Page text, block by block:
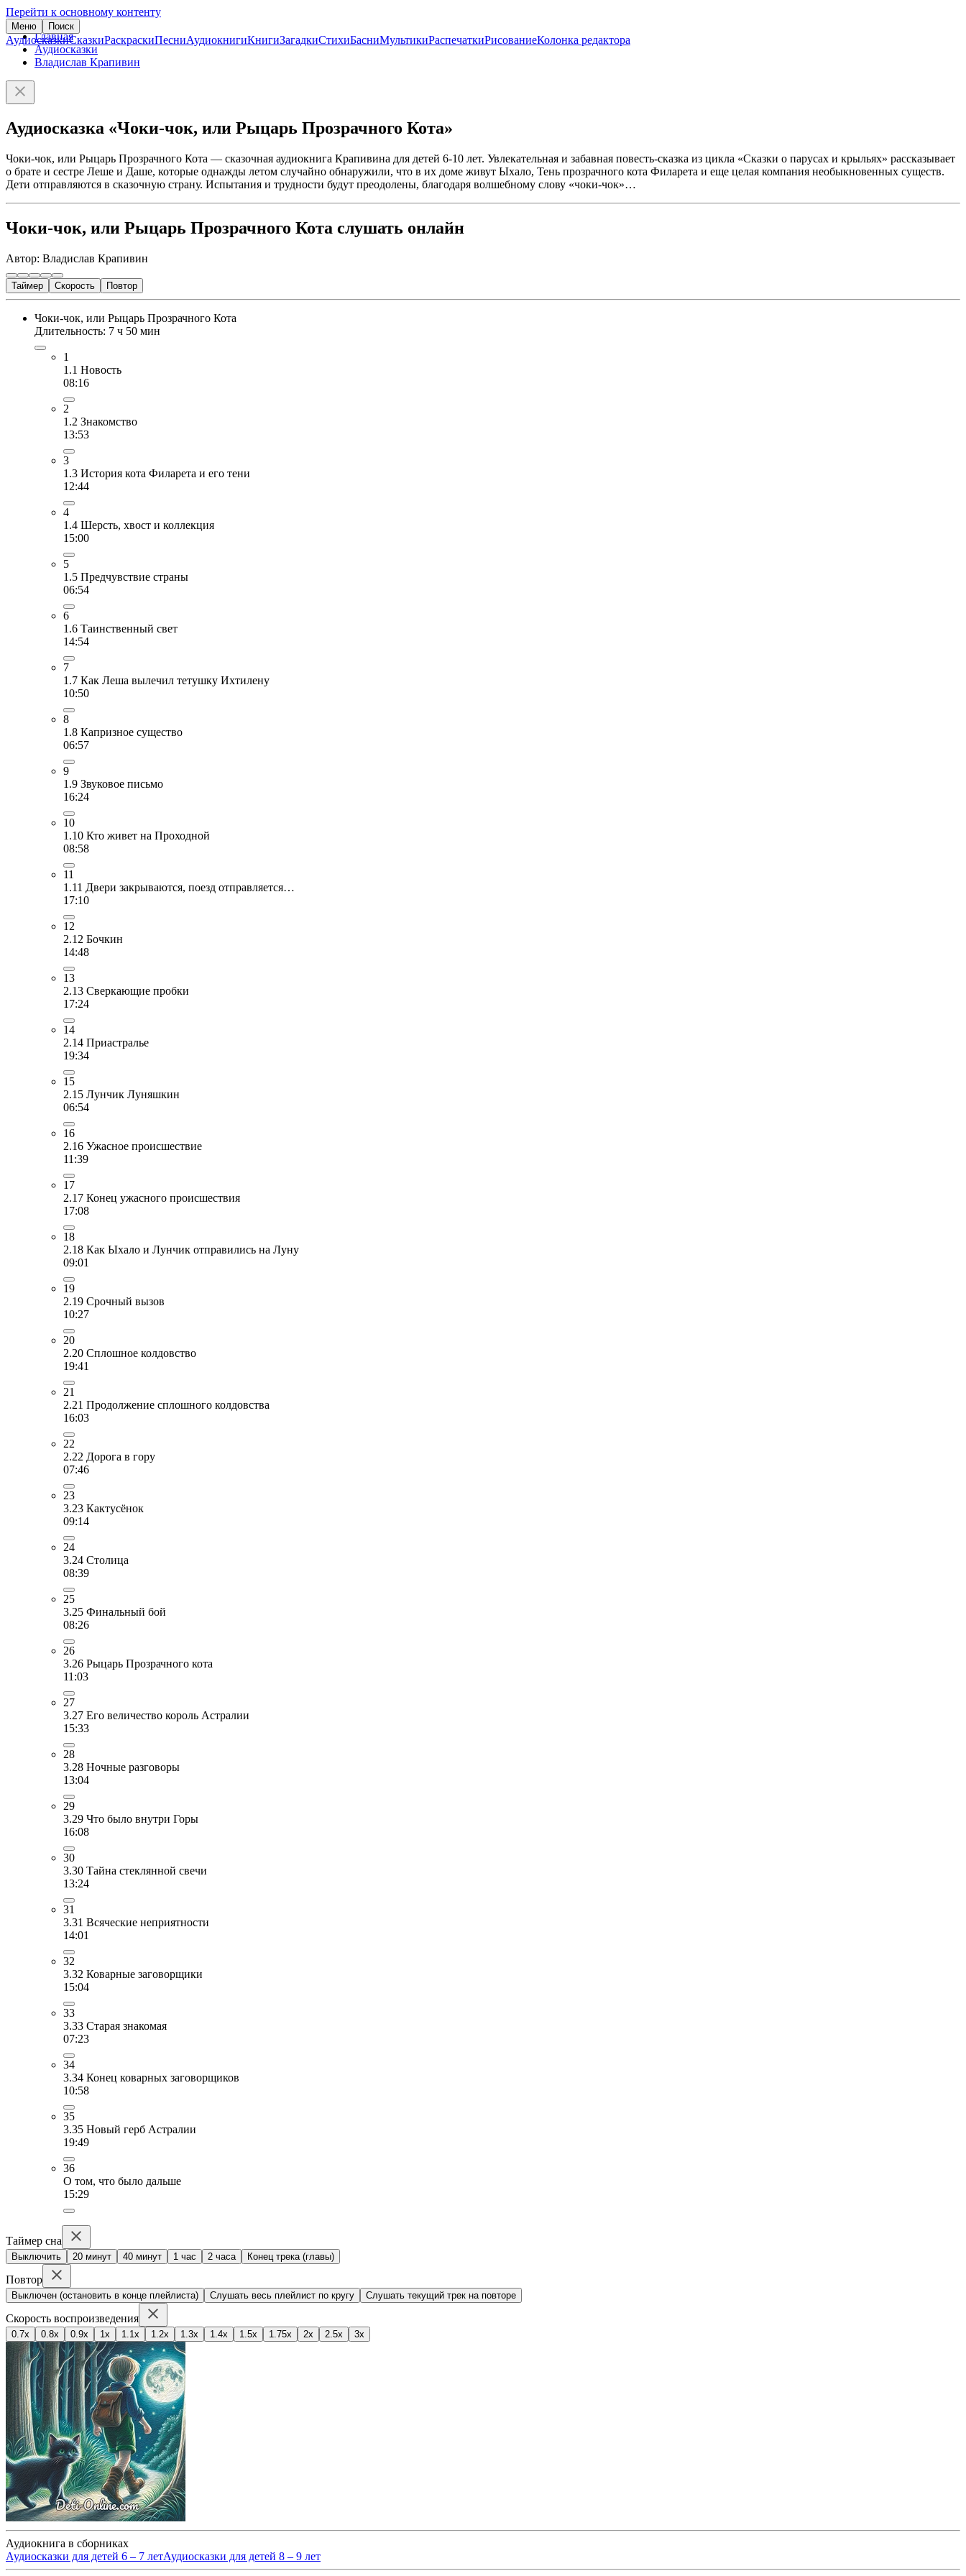
Перейти к основному контенту
Меню Поиск
АудиосказкиСказкиРаскраскиПесниАудиокнигиКнигиЗагадкиСтихиБасниМультикиРаспечаткиРисованиеКолонка редактора
Главная
Аудиосказки
Владислав Крапивин
Аудиосказка «Чоки-чок, или Рыцарь Прозрачного Кота»
Чоки-чок, или Рыцарь Прозрачного Кота — сказочная аудиокнига Крапивина для детей 6-10 лет. Увлекательная и забавная повесть-сказка из цикла «Сказки о парусах и крыльях» рассказывает
о брате и сестре Леше и Даше, которые однажды летом случайно обнаружили, что в их доме живут Ыхало, Тень прозрачного кота Филарета и еще целая компания необыкновенных существ.
Дети отправляются в сказочную страну. Испытания и трудности будут преодолены, благодаря волшебному слову «чоки-чок»…
Чоки-чок, или Рыцарь Прозрачного Кота слушать онлайн
Автор: Владислав Крапивин
Таймер Скорость Повтор
Чоки-чок, или Рыцарь Прозрачного Кота
Длительность: 7 ч 50 мин
1
1.1 Новость
08:16
2
1.2 Знакомство
13:53
3
1.3 История кота Филарета и его тени
12:44
4
1.4 Шерсть, хвост и коллекция
15:00
5
1.5 Предчувствие страны
06:54
6
1.6 Таинственный свет
14:54
7
1.7 Как Леша вылечил тетушку Ихтилену
10:50
8
1.8 Капризное существо
06:57
9
1.9 Звуковое письмо
16:24
10
1.10 Кто живет на Проходной
08:58
11
1.11 Двери закрываются, поезд отправляется…
17:10
12
2.12 Бочкин
14:48
13
2.13 Сверкающие пробки
17:24
14
2.14 Приастралье
19:34
15
2.15 Лунчик Луняшкин
06:54
16
2.16 Ужасное происшествие
11:39
17
2.17 Конец ужасного происшествия
17:08
18
2.18 Как Ыхало и Лунчик отправились на Луну
09:01
19
2.19 Срочный вызов
10:27
20
2.20 Сплошное колдовство
19:41
21
2.21 Продолжение сплошного колдовства
16:03
22
2.22 Дорога в гору
07:46
23
3.23 Кактусёнок
09:14
24
3.24 Столица
08:39
25
3.25 Финальный бой
08:26
26
3.26 Рыцарь Прозрачного кота
11:03
27
3.27 Его величество король Астралии
15:33
28
3.28 Ночные разговоры
13:04
29
3.29 Что было внутри Горы
16:08
30
3.30 Тайна стеклянной свечи
13:24
31
3.31 Всяческие неприятности
14:01
32
3.32 Коварные заговорщики
15:04
33
3.33 Старая знакомая
07:23
34
3.34 Конец коварных заговорщиков
10:58
35
3.35 Новый герб Астралии
19:49
36
О том, что было дальше
15:29
Таймер сна
Выключить 20 минут 40 минут 1 час 2 часа Конец трека (главы)
Повтор
Выключен (остановить в конце плейлиста) Слушать весь плейлист по кругу Слушать текущий трек на повторе
Скорость воспроизведения
0.7x 0.8x 0.9x 1x 1.1x 1.2x 1.3x 1.4x 1.5x 1.75x 2x 2.5x 3x
Аудиокнига в сборниках
Аудиосказки для детей 6 – 7 летАудиосказки для детей 8 – 9 лет